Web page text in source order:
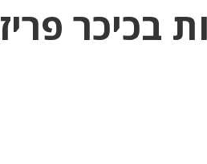
בכיכר פריז